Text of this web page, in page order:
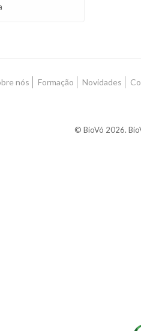
nós Formação Novidades
© BioVó 2026.